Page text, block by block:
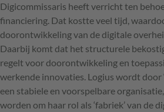
Digicommissaris heeft verricht ten
financiering. Dat kostte veel tijd,
doorontwikkeling van de digitale
Daarbij komt dat het structurele
regelt voor doorontwikkeling en
werkende innovaties. Logius wordt door
een stabiele en voorspelbare
worden om haar rol als ‘fabriek’ van de